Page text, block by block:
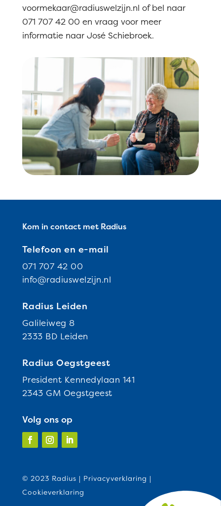
voormekaar@radiuswelzijn.nl of bel naar
071 707 42 00 en vraag voor meer
informatie naar José Schiebroek.
Kom in contact met Radius
Telefoon en e-mail
071 707 42 00
info@radiuswelzijn.nl
Radius Leiden
Galileiweg 8
2333 BD Leiden
Radius Oegstgeest
President Kennedylaan 141
2343 GM Oegstgeest
Volg ons op
© 2023 Radius | Privacyverklaring |
Cookieverklaring